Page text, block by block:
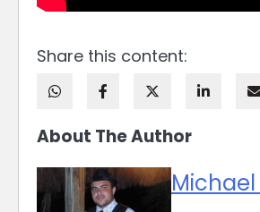
Share this content:
About The Author
Michael